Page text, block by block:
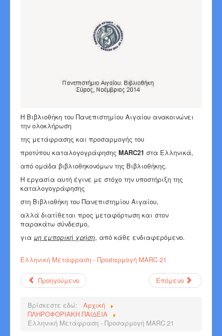
Η Βιβλιοθήκη του Πανεπιστημίου Αιγαίου ανακοινώνει
την ολοκλήρωση
της μετάφρασης και προσαρμογής του
προτύπου καταλογογράφησης MARC21 στα Ελληνικά,
από ομάδα βιβλιοθηκονόμων της Βιβλιοθήκης.
Η εργασία αυτή έγινε με στόχο την υποστήριξη της
καταλογογράφησης
στη Βιβλιοθήκη του Πανεπιστημίου Αιγαίου,
αλλά διατίθεται προς μεταφόρτωση και στον
παρακάτω σύνδεσμο,
για μη εμπορική χρήση, από κάθε ενδιαφερόμενο.
Ελληνική Μετάφραση - Προσαρμογή MARC 21
Προηγούμενο Επόμενο
Βρίσκεστε εδώ:
Αρχική
ΠΛΗΡΟΦΟΡΙΑΚΗ ΠΑΙΔΕΙΑ
Ελληνική Μετάφραση - Προσαρμογή MARC 21